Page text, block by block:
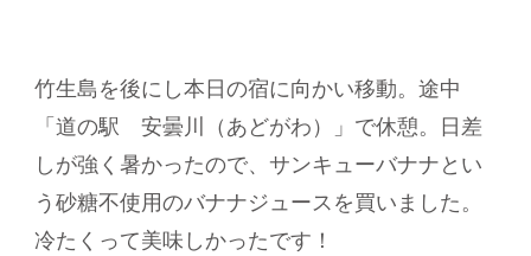
竹生島を後にし本日の宿に向かい移動。途中
「道の駅 安曇川（あどがわ）」で休憩。日差
しが強く暑かったので、サンキューバナナとい
う砂糖不使用のバナナジュースを買いました。
冷たくって美味しかったです！